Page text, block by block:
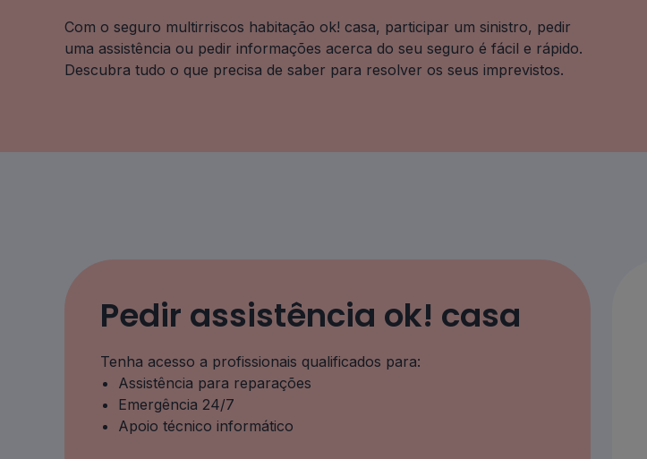
Com o seguro multirriscos habitação ok! casa, participar um sinistro, pedir
uma assistência ou pedir informações acerca do seu seguro é fácil e rápido.
Descubra tudo o que precisa de saber para resolver os seus imprevistos.
Pedir assistência ok! casa
Tenha acesso a profissionais qualificados para:
Assistência para reparações
Emergência 24/7
Apoio técnico informático